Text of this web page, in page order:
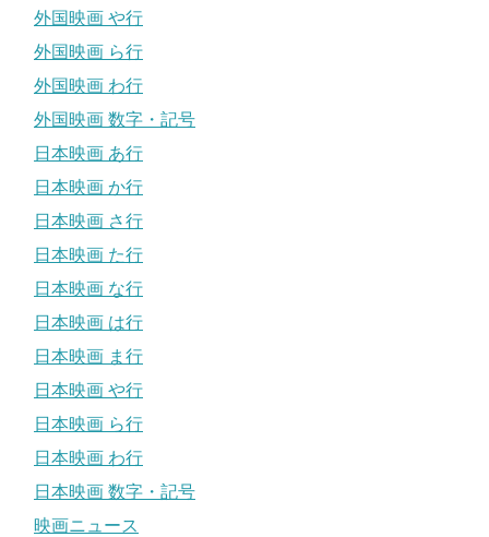
外国映画 や行
外国映画 ら行
外国映画 わ行
外国映画 数字・記号
日本映画 あ行
日本映画 か行
日本映画 さ行
日本映画 た行
日本映画 な行
日本映画 は行
日本映画 ま行
日本映画 や行
日本映画 ら行
日本映画 わ行
日本映画 数字・記号
映画ニュース